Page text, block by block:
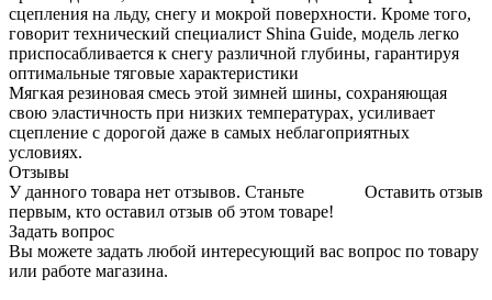
сцепления на льду, снегу и мокрой поверхности. Кроме того,
говорит технический специалист Shina Guide, модель легко
приспосабливается к снегу различной глубины, гарантируя
оптимальные тяговые характеристики
Мягкая резиновая смесь этой зимней шины, сохраняющая
свою эластичность при низких температурах, усиливает
сцепление с дорогой даже в самых неблагоприятных
условиях.
Отзывы
Оставить отзыв
У данного товара нет отзывов. Станьте
первым, кто оставил отзыв об этом товаре!
Задать вопрос
Вы можете задать любой интересующий вас вопрос по товару
или работе магазина.